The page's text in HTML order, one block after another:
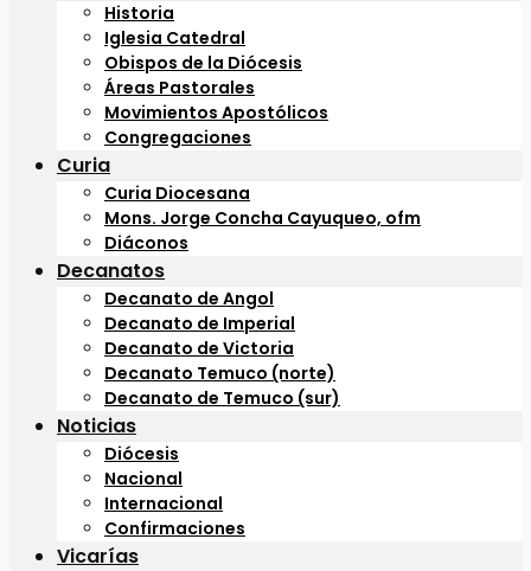
Historia
Iglesia Catedral
Obispos de la Diócesis
Áreas Pastorales
Movimientos Apostólicos
Congregaciones
Curia
Curia Diocesana
Mons. Jorge Concha Cayuqueo, ofm
Diáconos
Decanatos
Decanato de Angol
Decanato de Imperial
Decanato de Victoria
Decanato Temuco (norte)
Decanato de Temuco (sur)
Noticias
Diócesis
Nacional
Internacional
Confirmaciones
Vicarías